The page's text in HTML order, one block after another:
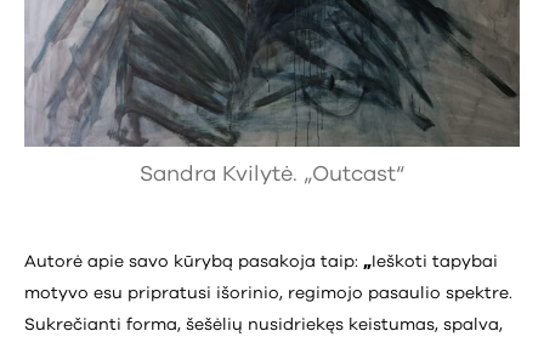
Sandra Kvilytė. „Outcast“
Autorė apie savo kūrybą pasakoja taip: „Ieškoti tapybai
motyvo esu pripratusi išorinio, regimojo pasaulio spektre.
Sukrečianti forma, šešėlių nusidriekęs keistumas, spalva,